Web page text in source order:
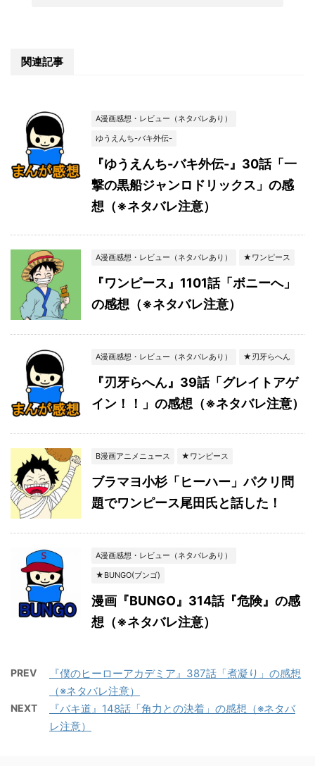
関連記事
A漫画感想・レビュー（ネタバレあり）
ゆうえんち-バキ外伝-
『ゆうえんち-バキ外伝-』30話「一
撃の黒船ジャンロドリックス」の感
想（※ネタバレ注意）
A漫画感想・レビュー（ネタバレあり） ★ワンピース
『ワンピース』1101話「ボニーへ」
の感想（※ネタバレ注意）
A漫画感想・レビュー（ネタバレあり） ★刃牙らへん
『刃牙らへん』39話「グレイトアゲ
イン！！」の感想（※ネタバレ注意）
B漫画アニメニュース ★ワンピース
ブラマヨ小杉「ヒーハー」パクリ問
題でワンピース尾田氏と話した！
A漫画感想・レビュー（ネタバレあり）
★BUNGO(ブンゴ)
漫画『BUNGO』314話『危険』の感
想（※ネタバレ注意）
PREV
『僕のヒーローアカデミア』387話「煮凝り」の感想
（※ネタバレ注意）
NEXT
『バキ道』148話「角力との決着」の感想（※ネタバ
レ注意）